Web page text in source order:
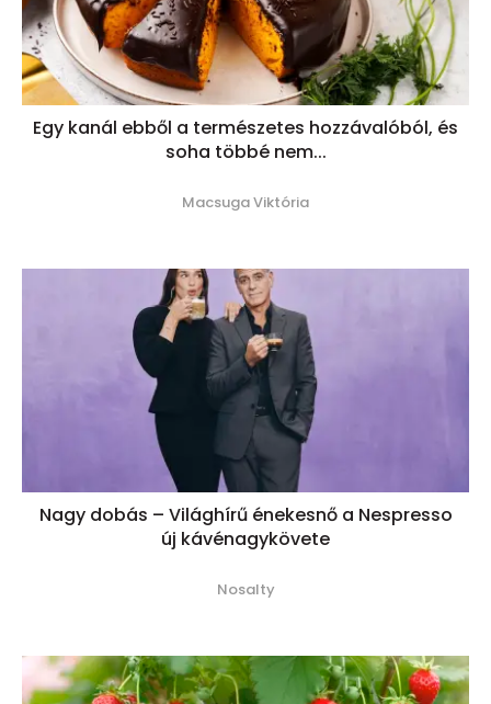
Egy kanál ebből a természetes hozzávalóból, és
soha többé nem...
Macsuga Viktória
Nagy dobás – Világhírű énekesnő a Nespresso
új kávénagykövete
Nosalty